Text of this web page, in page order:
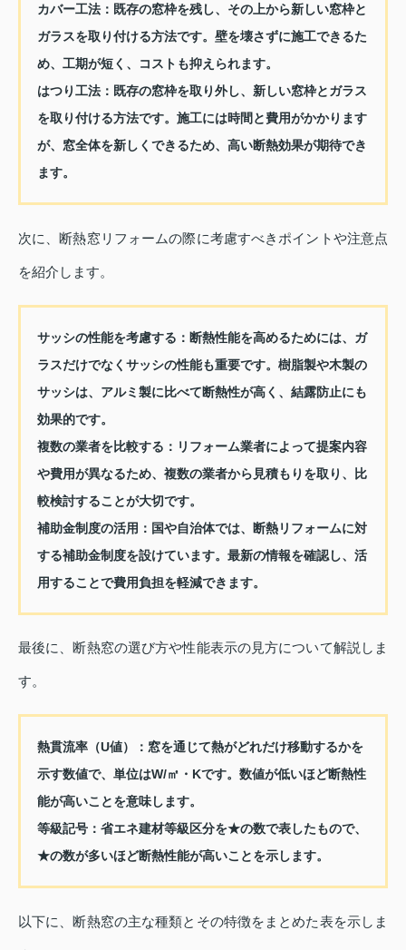
カバー工法：既存の窓枠を残し、その上から新しい窓枠と
ガラスを取り付ける方法です。壁を壊さずに施工できるた
め、工期が短く、コストも抑えられます。
はつり工法：既存の窓枠を取り外し、新しい窓枠とガラス
を取り付ける方法です。施工には時間と費用がかかります
が、窓全体を新しくできるため、高い断熱効果が期待でき
ます。
次に、断熱窓リフォームの際に考慮すべきポイントや注意点
を紹介します。
サッシの性能を考慮する ：断熱性能を高めるためには、ガ
ラスだけでなくサッシの性能も重要です。樹脂製や木製の
サッシは、アルミ製に比べて断熱性が高く、結露防止にも
効果的です。
複数の業者を比較する ：リフォーム業者によって提案内容
や費用が異なるため、複数の業者から見積もりを取り、比
較検討することが大切です。
補助金制度の活用 ：国や自治体では、断熱リフォームに対
する補助金制度を設けています。最新の情報を確認し、活
用することで費用負担を軽減できます。
最後に、断熱窓の選び方や性能表示の見方について解説しま
す。
熱貫流率（U値）
：窓を通じて熱がどれだけ移動するかを
示す数値で、単位はW/㎡・Kです。数値が低いほど断熱性
能が高いことを意味します。
等級記号：省エネ建材等級区分を★の数で表したもので、
★の数が多いほど断熱性能が高いことを示します。
以下に、断熱窓の主な種類とその特徴をまとめた表を示しま